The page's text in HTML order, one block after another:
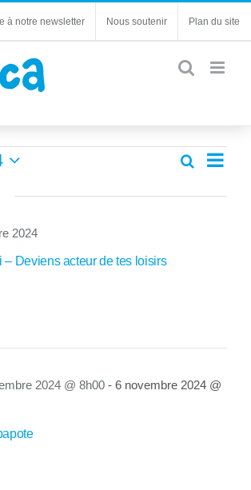
à notre newsletter Nous soutenir Plan du site
Recherche
vues
Jour
– Deviens acteur de tes loisirs
2024
2024 @ 8h00 - 6 novembre 2024 @